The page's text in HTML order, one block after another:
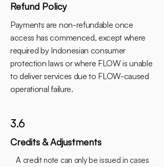
Refund Policy
Payments are non-refundable once
access has commenced, except where
required by Indonesian consumer
protection laws or where FLOW is unable
to deliver services due to FLOW-caused
operational failure.
3.6
Credits & Adjustments
A credit note can only be issued in cases